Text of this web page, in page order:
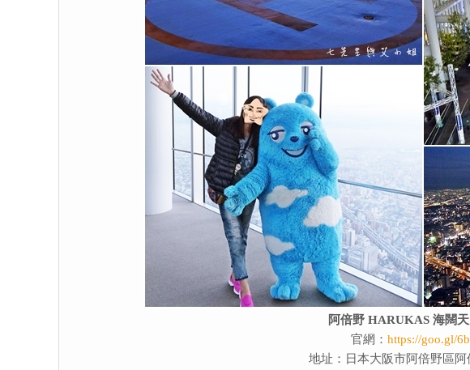
阿倍野 HARUKAS 海闊
官網： https://goo.gl/
地址：日本大阪市阿倍野區阿